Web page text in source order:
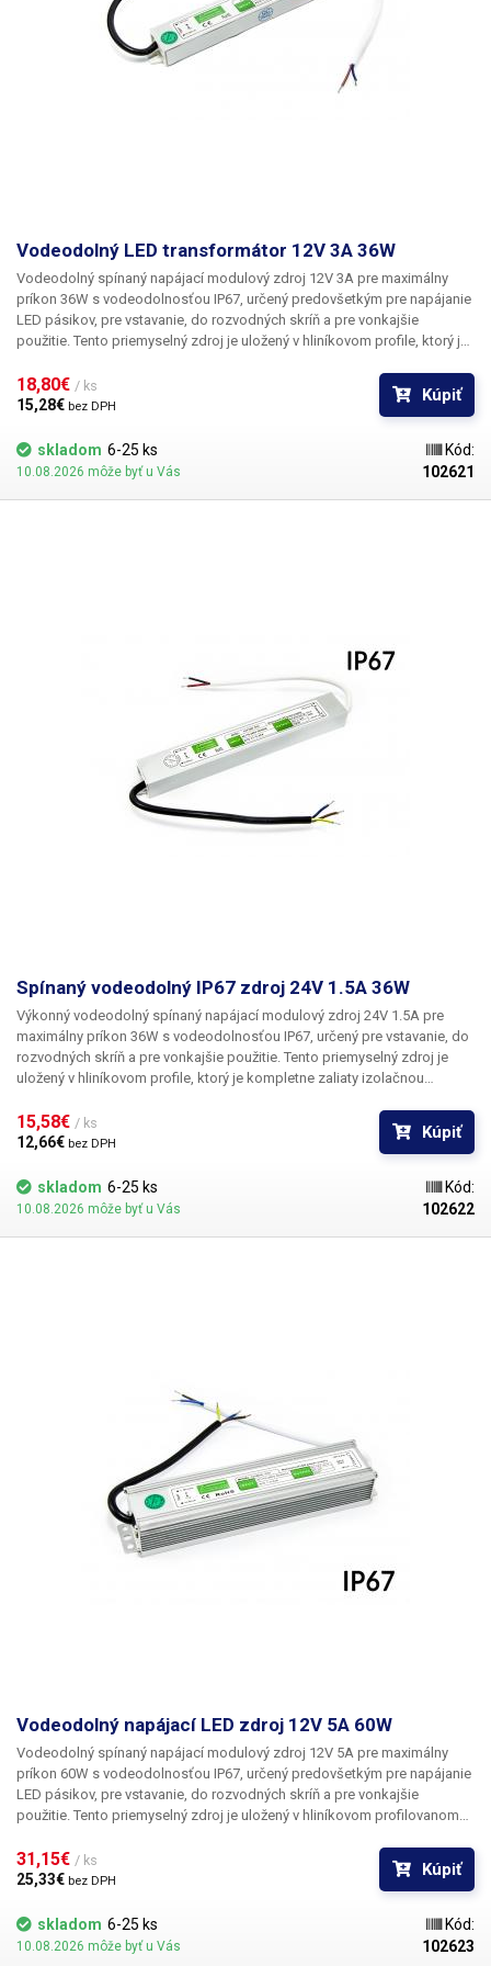
Vodeodolný LED transformátor 12V 3A 36W
Vodeodolný spínaný napájací modulový zdroj 12V 3A pre maximálny
príkon 36W s vodeodolnosťou IP67, určený predovšetkým pre napájanie
LED pásikov, pre vstavanie, do rozvodných skríň a pre vonkajšie
použitie. Tento priemyselný zdroj je uložený v hliníkovom profile, ktorý je
tedavhodný aj do vonkajšieho vlhkého prostredia.
Vstupné napätie
zdroja je 230V AC 50Hz a na výstupe potom 12V 3A. Zdroj ponúka
krytie pred nebezpečným dotykom akoukoľvek pomôckou, ochranou
proti vniknutiu cudzích predmetov či prachu úplne a ochranou proti
* 1,25 (rezerva 25%) = potrebný výkon zdroja (W). Príklad: 2m * 10,8W *
1,25 = 27W <36W = zdroj je ideálne.
18,80€ / ks
15,28€ bez DPH
Kúpiť
skladom 6-25 ks
10.08.2026 môže byť u Vás
Kód:
102621
Spínaný vodeodolný IP67 zdroj 24V 1.5A 36W
Výkonný vodeodolný spínaný napájací modulový zdroj 24V 1.5A pre
maximálny príkon 36W s vodeodolnosťou IP67, určený pre vstavanie, do
rozvodných skríň a pre vonkajšie použitie. Tento priemyselný zdroj je
uložený v hliníkovom profile, ktorý je kompletne zaliaty izolačnou
vonkajšieho vlhkého prostredia. Vstupné napätie zdroja je 230V AC
50Hz a na výstupe potom 24V 1.5A. Zdroj ponúka základnú ochranu
nebezpečným dotykom akoukoľvek pomôckou, ochranou proti
vniknutiu cudzích predmetov či prachu úplne a ochranou proti ponoreniu
15,58€ / ks
12,66€ bez DPH
Kúpiť
skladom 6-25 ks
10.08.2026 môže byť u Vás
Kód:
102622
Vodeodolný napájací LED zdroj 12V 5A 60W
Vodeodolný spínaný napájací modulový zdroj 12V 5A pre maximálny
príkon 60W s vodeodolnosťou IP67, určený predovšetkým pre napájanie
LED pásikov, pre vstavanie, do rozvodných skríň a pre vonkajšie
použitie. Tento priemyselný zdroj je uložený v hliníkovom profilovanom
zdroju odolnosť IP67 a je teda
vhodný aj do vonkajšieho vlhkého
prostredia. Vstupné napätie zdroja je 230V AC 50Hz a na výstupe potom
Stupeň krytia IP67 udáva krytie pred nebezpečným dotykom akejkoľvek
pomôcky, ochranou proti vniknutiu cudzích predmetov či prachu úplne a
31,15€ / ks
25,33€ bez DPH
Kúpiť
skladom 6-25 ks
10.08.2026 môže byť u Vás
Kód:
102623